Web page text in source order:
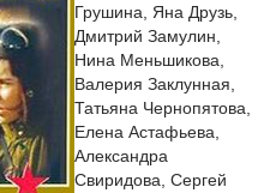
Грушина, Яна Друзь,
Дмитрий Замулин,
Нина Меньшикова,
Валерия Заклунная,
Татьяна Чернопятова,
Елена Астафьева,
Александра
Свиридова, Сергей